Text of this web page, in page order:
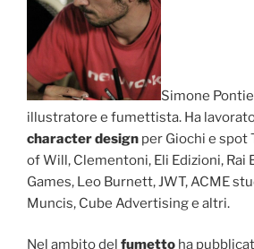
Simone
illustratore e fumettista. Ha
character design per Giochi e spot
of Will, Clementoni, Eli Edizioni, Rai
Games, Leo Burnett, JWT, ACME
Muncis, Cube Advertising e altri.
Nel ambito del fumetto ha